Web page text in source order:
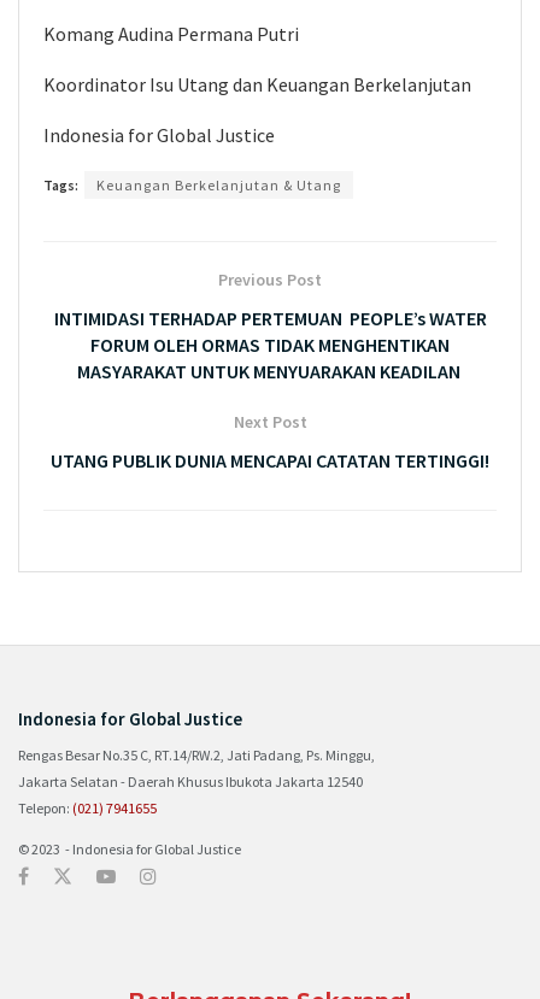
Komang Audina Permana Putri
Koordinator Isu Utang dan Keuangan Berkelanjutan
Indonesia for Global Justice
Tags: Keuangan Berkelanjutan & Utang
Previous Post
INTIMIDASI TERHADAP PERTEMUAN PEOPLE’s WATER
FORUM OLEH ORMAS TIDAK MENGHENTIKAN
MASYARAKAT UNTUK MENYUARAKAN KEADILAN
Next Post
UTANG PUBLIK DUNIA MENCAPAI CATATAN TERTINGGI!
Indonesia for Global Justice
Rengas Besar No.35 C, RT.14/RW.2, Jati Padang, Ps. Minggu,
Jakarta Selatan - Daerah Khusus Ibukota Jakarta 12540
Telepon: (021) 7941655
© 2023 - Indonesia for Global Justice